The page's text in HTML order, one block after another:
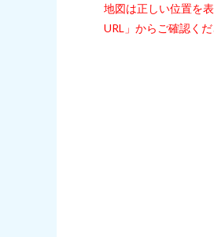
地図は正しい位置を
URL」からご確認くだ